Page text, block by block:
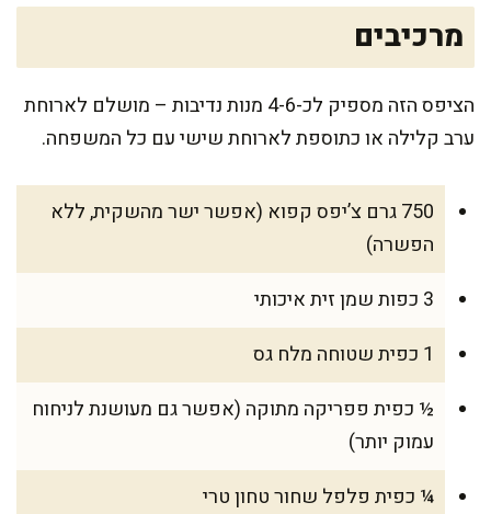
מרכיבים
הציפס הזה מספיק לכ-4-6 מנות נדיבות – מושלם לארוחת
ערב קלילה או כתוספת לארוחת שישי עם כל המשפחה.
750 גרם צ’יפס קפוא (אפשר ישר מהשקית, ללא
הפשרה)
3 כפות שמן זית איכותי
1 כפית שטוחה מלח גס
½ כפית פפריקה מתוקה (אפשר גם מעושנת לניחוח
עמוק יותר)
¼ כפית פלפל שחור טחון טרי